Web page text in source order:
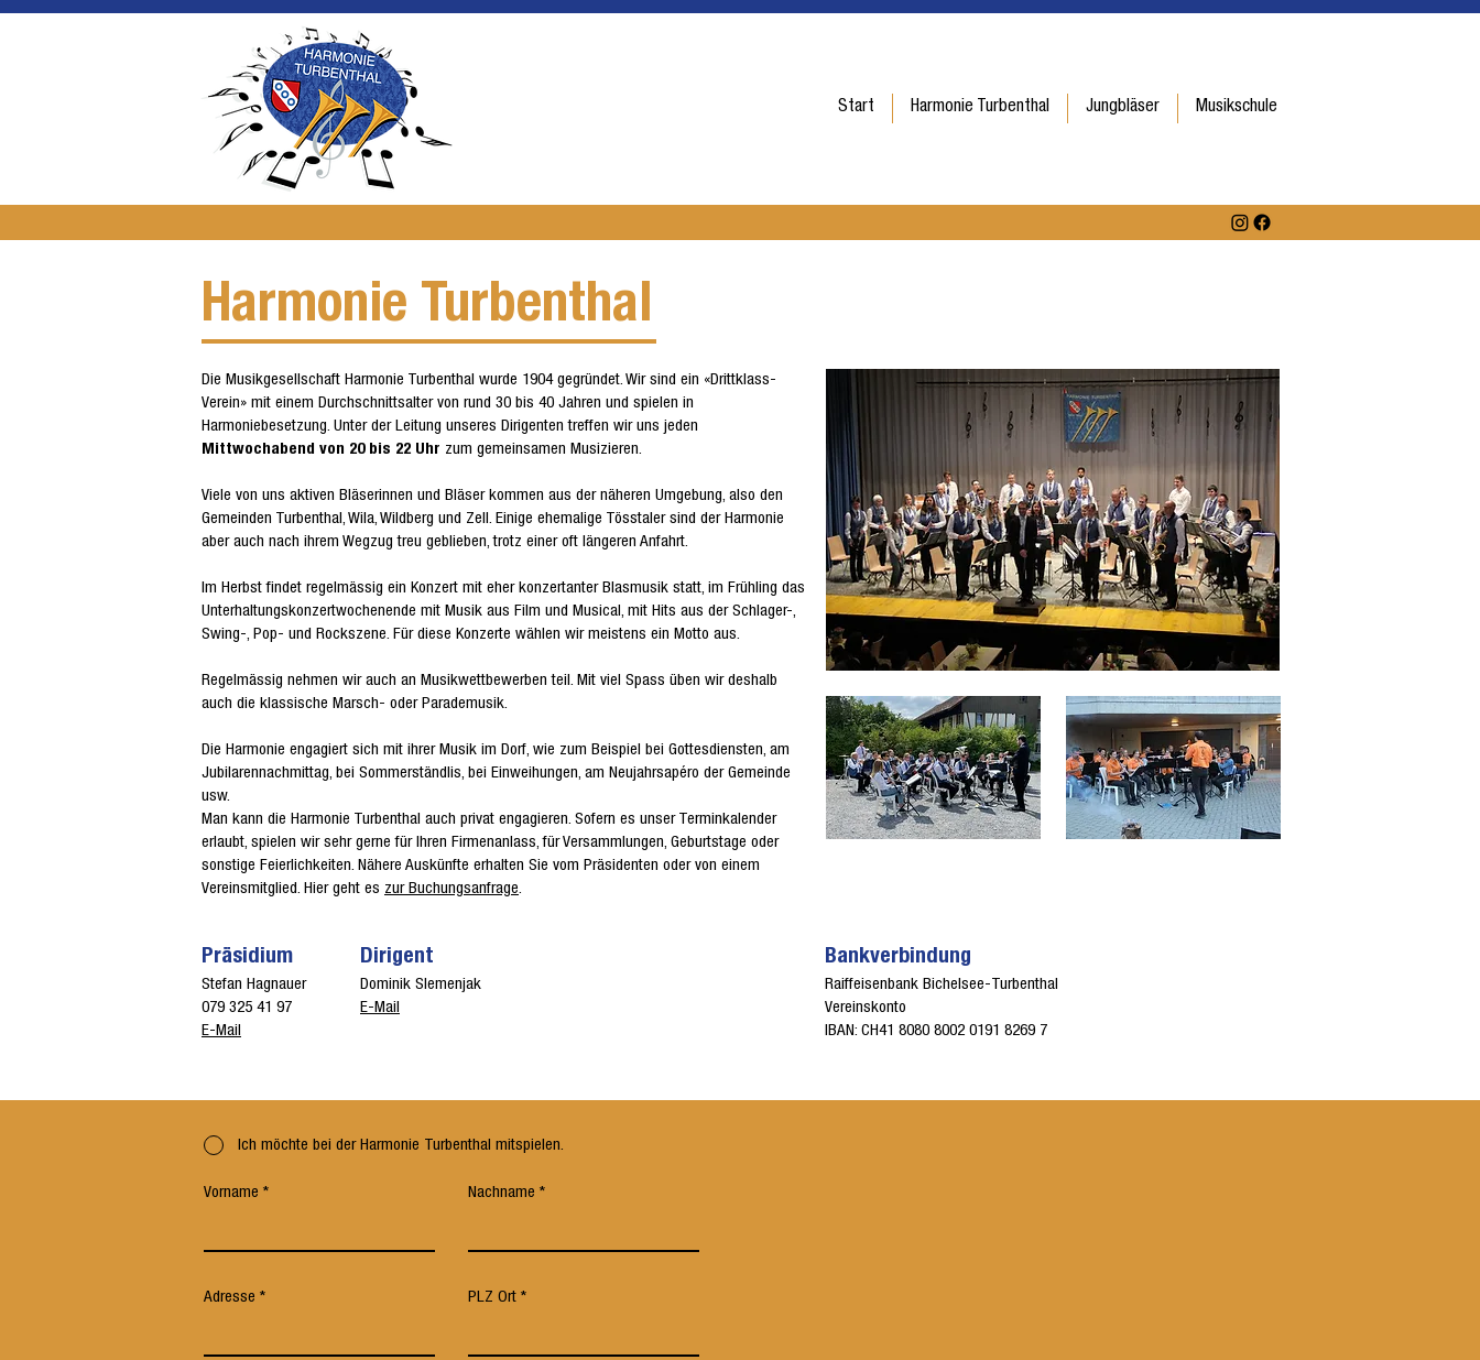
Start Harmonie Turbenthal Jungbläser Musikschule
Harmonie Turbenthal
Die Musikgesellschaft Harmonie Turbenthal wurde 1904 gegründet. Wir sind ein «Drittklass-
Verein» mit einem Durchschnittsalter von rund 30 bis 40 Jahren und spielen in
Harmoniebesetzung. Unter der Leitung unseres Dirigenten treffen wir uns jeden
Mittwochabend von 20 bis 22 Uhr zum gemeinsamen Musizieren.
Viele von uns aktiven Bläserinnen und Bläser kommen aus der näheren Umgebung, also den
Gemeinden Turbenthal, Wila, Wildberg und Zell. Einige ehemalige Tösstaler sind der Harmonie
aber auch nach ihrem Wegzug treu geblieben, trotz einer oft längeren Anfahrt.
Im Herbst findet regelmässig ein Konzert mit eher konzertanter Blasmusik statt, im Frühling das
Unterhaltungskonzertwochenende mit Musik aus Film und Musical, mit Hits aus der Schlager-,
Swing-, Pop- und Rockszene. Für diese Konzerte wählen wir meistens ein Motto aus.
Regelmässig nehmen wir auch an Musikwettbewerben teil. Mit viel Spass üben wir deshalb
auch die klassische Marsch- oder Parademusik.
Die Harmonie engagiert sich mit ihrer Musik im Dorf, wie zum Beispiel bei Gottesdiensten, am
Jubilarennachmittag, bei Sommerständlis, bei Einweihungen, am Neujahrsapéro der Gemeinde
usw.
Man kann die Harmonie Turbenthal auch privat engagieren. Sofern es unser Terminkalender
erlaubt, spielen wir sehr gerne für Ihren Firmenanlass, für Versammlungen, Geburtstage oder
sonstige Feierlichkeiten. Nähere Auskünfte erhalten Sie vom Präsidenten oder von einem
Vereinsmitglied. Hier geht es zur Buchungsanfrage.
Präsidium
Stefan Hagnauer
079 325 41 97
E-Mail
Dirigent
Dominik Slemenjak
E-Mail
Bankverbindung
Raiffeisenbank Bichelsee-Turbenthal
Vereinskonto
IBAN: CH41 8080 8002 0191 8269 7
Ich möchte bei der Harmonie Turbenthal mitspielen.
Vorname Nachname
Adresse PLZ Ort